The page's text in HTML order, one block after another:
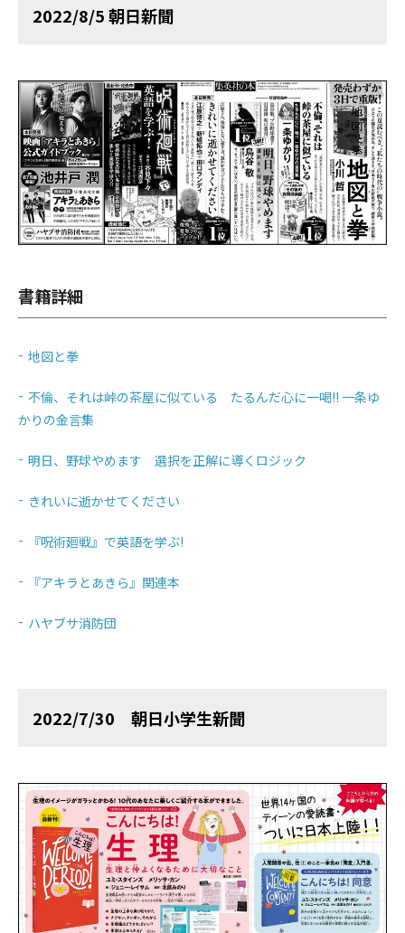
2022/8/5 朝日新聞
書籍詳細
地図と拳
不倫、それは峠の茶屋に似ている たるんだ心に一喝!! 一条ゆ
かりの金言集
明日、野球やめます 選択を正解に導くロジック
きれいに逝かせてください
『呪術廻戦』で英語を学ぶ!
『アキラとあきら』関連本
ハヤブサ消防団
2022/7/30 朝日小学生新聞